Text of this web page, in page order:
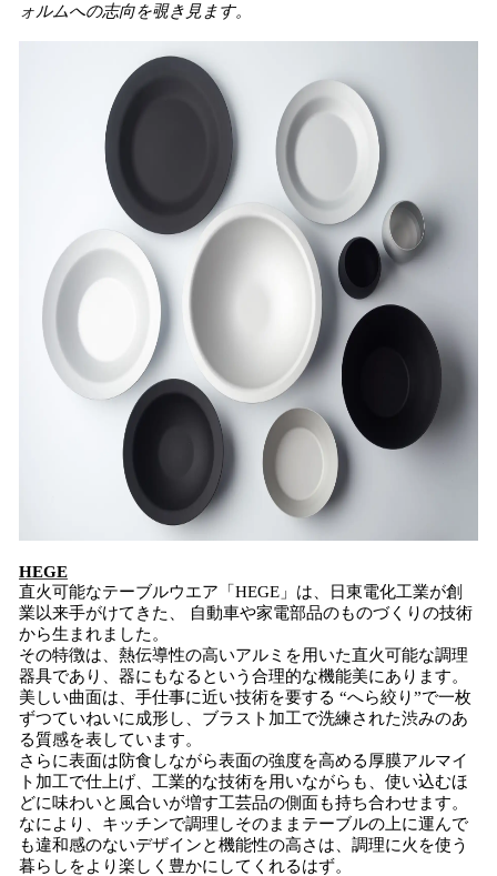
ォルムへの志向を覗き見ます。
HEGE
直火可能なテーブルウエア「HEGE」は、日東電化工業が創
業以来手がけてきた、 自動車や家電部品のものづくりの技術
から生まれました。
その特徴は、熱伝導性の高いアルミを用いた直火可能な調理
器具であり、器にもなるという合理的な機能美にあります。
美しい曲面は、手仕事に近い技術を要する “へら絞り”で一枚
ずつていねいに成形し、ブラスト加工で洗練された渋みのあ
る質感を表しています。
さらに表面は防食しながら表面の強度を高める厚膜アルマイ
ト加工で仕上げ、工業的な技術を用いながらも、使い込むほ
どに味わいと風合いが増す工芸品の側面も持ち合わせます。
なにより、キッチンで調理しそのままテーブルの上に運んで
も違和感のないデザインと機能性の高さは、調理に火を使う
暮らしをより楽しく豊かにしてくれるはず。